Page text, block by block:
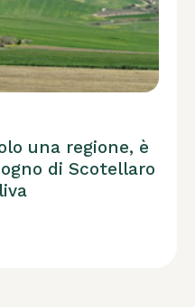
una regione, è
di Scotellaro